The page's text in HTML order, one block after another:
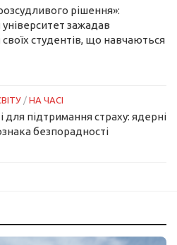
рішення»:
університет зажадав
студентів, що навчаються
/ НА ЧАСІ
для підтримання страху: ядерні
безпорадності